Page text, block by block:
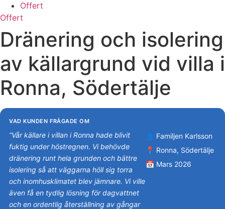
Offert
Offert
Dränering och isolering
av källargrund vid villa i
Ronna, Södertälje
VAD KUNDEN FRÅGADE OM
“Vår källare i villan i Ronna hade blivit
fuktig under höstregnen. Vi behövde
dränering runt hela grunden och bättre
isolering så att väggarna höll sig torra
och inomhusklimatet blev jämnare. Vi ville
även få en tydlig lösning för dagvattnet
och en ordentlig återställning av gångar
👤 Familjen Karlsson
📍 Ronna, Södertälje
📅 Mars 2026